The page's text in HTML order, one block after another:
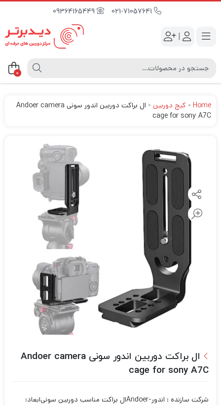
09364165449
|
0
Home
- کیج دوربین -
ال براکت دوربین اندور سونی Andoer camera
cage for sony A7C
ال براکت دوربین اندور سونی Andoer camera
cage for sony A7C
شرکت سازنده : اندور-Andoer ال براکت مناسب دوربین سونیابعاد: